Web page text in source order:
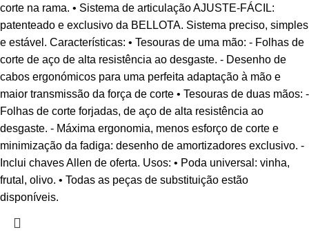
corte na rama. • Sistema de articulação AJUSTE-FÁCIL:
patenteado e exclusivo da BELLOTA. Sistema preciso, simples
e estável. Características: • Tesouras de uma mão: - Folhas de
corte de aço de alta resistência ao desgaste. - Desenho de
cabos ergonómicos para uma perfeita adaptação à mão e
maior transmissão da força de corte • Tesouras de duas mãos: -
Folhas de corte forjadas, de aço de alta resistência ao
desgaste. - Máxima ergonomia, menos esforço de corte e
minimização da fadiga: desenho de amortizadores exclusivo. -
Inclui chaves Allen de oferta. Usos: • Poda universal: vinha,
frutal, olivo. • Todas as peças de substituição estão
disponíveis.